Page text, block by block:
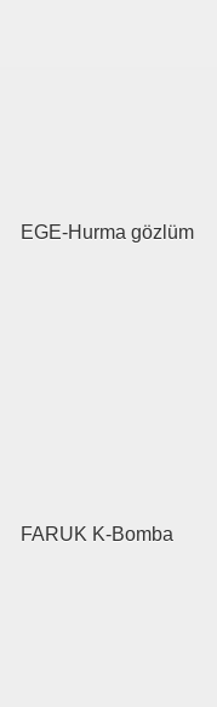
EGE-Hurma gözlüm
FARUK K-Bomba